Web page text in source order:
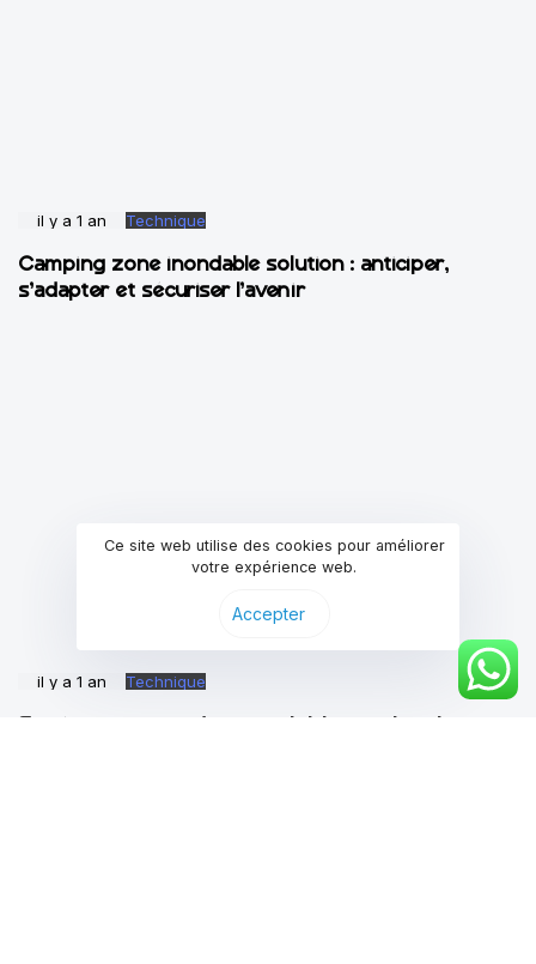
il y a 1 an Technique
Camping zone inondable solution : anticiper,
s’adapter et sécuriser l’avenir
il y a 1 an Technique
Ce site web utilise des cookies pour améliorer
votre expérience web.
Accepter